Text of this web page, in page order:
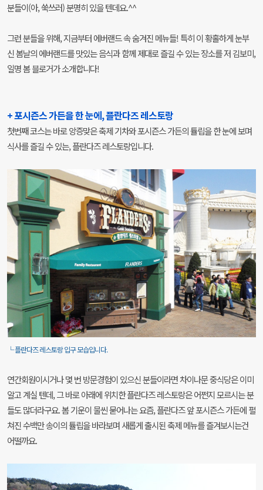
분들이(아, 쑥쓰러) 분명히 있을 텐데요.^^
그런 분들을 위해, 지금부터 에버랜드 속 숨겨진 메뉴들! 특히 이 황홀하게 눈부
신 봄날의 에버랜드를 맛있는 음식과 함께 제대로 즐길 수 있는 장소를 저 김보미,
일명 봄 블로거가 소개합니다!
+ 포시즌스 가든을 한 눈에, 플란다즈 레스토랑
첫번째 코스는 바로 앙증맞은 축제 기차와 포시즌스 가든의 튤립을 한 눈에 보며
식사를 즐길 수 있는, 플란다즈 레스토랑입니다.
└ 플란다즈 레스토랑 입구 모습입니다.
연간회원이시거나 몇 번 방문경험이 있으신 분들이라면 차이나문 중식당은 이미
알고 계실 텐데, 그 바로 아래에 위치한 플란다즈 레스토랑은 어쩐지 모르시는 분
들도 많더라구요. 봄 기운이 물씬 묻어나는 요즘, 플란다즈 앞 포시즌스 가든에 펼
쳐진 수백만 송이의 튤립을 바라보며 새롭게 출시된 축제 메뉴를 즐겨보시는건
어떨까요.